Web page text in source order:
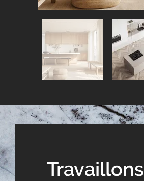
Travaillons